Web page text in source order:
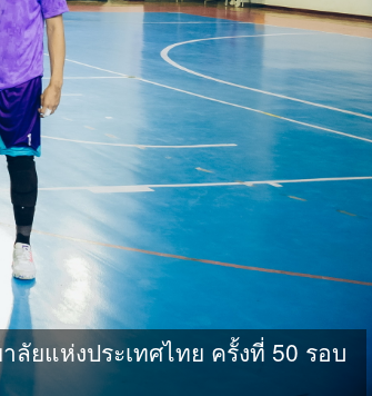
ยแห่งประเทศไทย ครั้งที่ 50 รอบ